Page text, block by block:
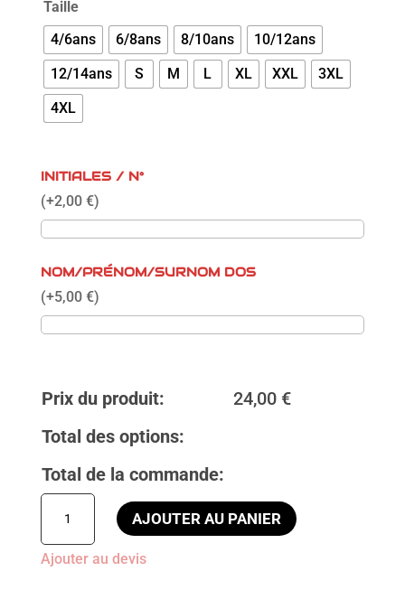
Taille
4/6ans
6/8ans 8/10ans
10/12ans
12/14ans
S M L XL XXL
3XL
4XL
INITIALES / N°
(+2,00 €)
NOM/PRÉNOM/SURNOM DOS
(+5,00 €)
Prix du produit: 24,00 €
Total des options:
Total de la commande:
quantité
Sweat
à
AJOUTER AU PANIER
Ajouter au devis